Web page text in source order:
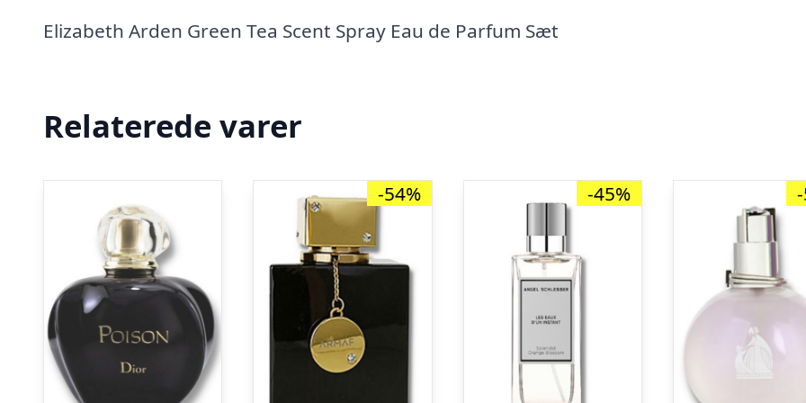
Elizabeth Arden Green Tea Scent Spray Eau de Parfum Sæt
Relaterede varer
-54% -45%